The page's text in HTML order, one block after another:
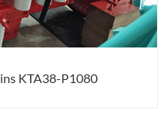
KTA38-P1080